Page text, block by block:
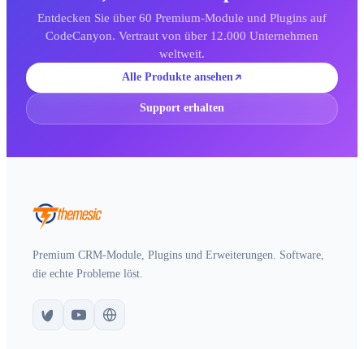
Entdecken Sie über 60 Premium-Module und Plugins auf
CodeCanyon. Vertraut von über 12.000 Unternehmen
weltweit.
Alle Produkte ansehen
Support erhalten
Premium CRM-Module, Plugins und Erweiterungen. Software,
die echte Probleme löst.